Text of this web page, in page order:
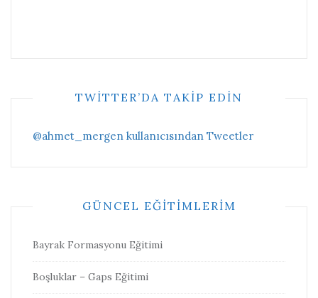
TWITTER’DA TAKIP EDIN
@ahmet_mergen kullanıcısından Tweetler
GÜNCEL EĞITIMLERIM
Bayrak Formasyonu Eğitimi
Boşluklar – Gaps Eğitimi